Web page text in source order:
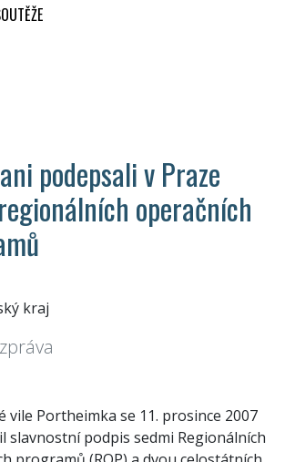
podepsali v Praze
operačních
kraj
vile Portheimka se 11. prosince 2007
slavnostní podpis sedmi Regionálních